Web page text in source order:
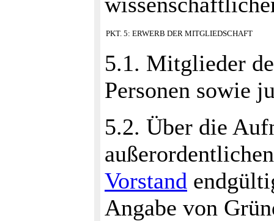
PKT. 5: ERWERB DER MITGLIEDSCHAFT
5.1. Mitglieder
Personen sowie
5.2. Über die
Vorstand
Angabe von